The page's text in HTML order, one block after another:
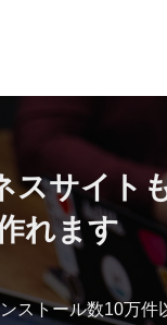
スサイト
れます
ストール数10万件